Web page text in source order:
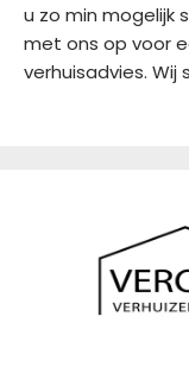
u zo min mogelijk
met ons op voor
verhuisadvies. Wij